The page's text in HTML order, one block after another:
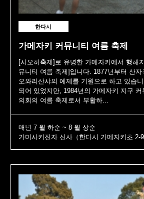
한다시
가메자키 커뮤니티 여름 축제
[시오히축제]로 유명한 가메자키에서 행해
뮤니티 여름 축제]입니다. 1877년부터 산
오와리산샤의 예제를 기원으로 하고 있습
되어 있었지만, 1984년의 가메자키 지구
의회의 여름 축제로서 부활하...
매년 7 월 하순 ~ 8 월 상순
가미사키진자 신사（한다시 가메자키초 2-